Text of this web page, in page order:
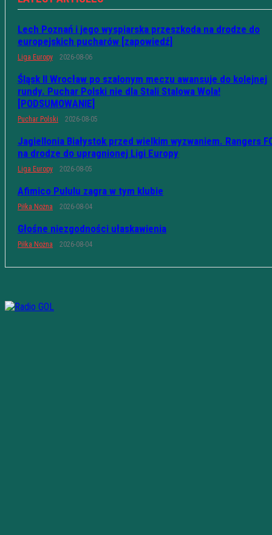
Lech Poznań i jego wyspiarska przeszkoda na drodze do
europejskich pucharów [zapowiedź]
Liga Europy 2026-08-06
Śląsk II Wrocław po szalonym meczu awansuje do kolejnej
rundy. Puchar Polski nie dla Stali Stalowa Wola!
[PODSUMOWANIE]
Puchar Polski 2026-08-05
Jagiellonia Białystok przed wielkim wyzwaniem. Rangers
na drodze do upragnionej Ligi Europy
Liga Europy 2026-08-05
Afimico Pululu zagra w tym klubie
Piłka Nożna 2026-08-04
Głośne niezgodności ułaskawienia
Piłka Nożna 2026-08-04